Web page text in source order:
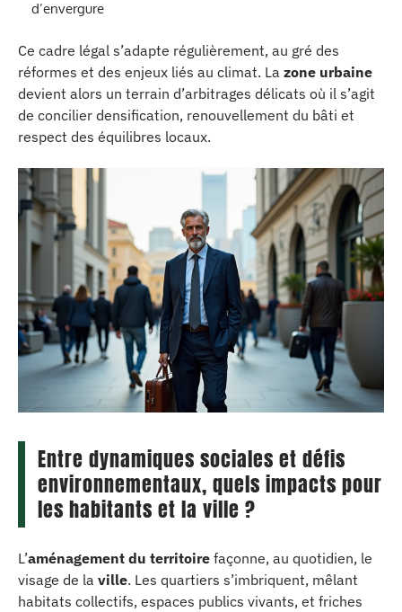
d’envergure
Ce cadre légal s’adapte régulièrement, au gré des
réformes et des enjeux liés au climat. La zone urbaine
devient alors un terrain d’arbitrages délicats où il s’agit
de concilier densification, renouvellement du bâti et
respect des équilibres locaux.
Entre dynamiques sociales et défis
environnementaux, quels impacts pour
les habitants et la ville ?
L’aménagement du territoire façonne, au quotidien, le
visage de la ville. Les quartiers s’imbriquent, mêlant
habitats collectifs, espaces publics vivants, et friches